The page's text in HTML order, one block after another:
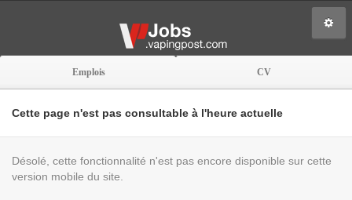
Emplois CV
Cette page n'est pas consultable à l'heure actuelle
Désolé, cette fonctionnalité n'est pas encore disponible sur cette
version mobile du site.